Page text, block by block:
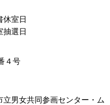
休室日
抽選日
４号
立男女共同参画センター・ム